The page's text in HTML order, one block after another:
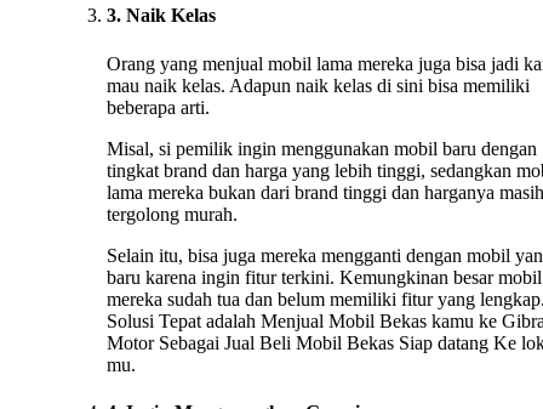
3. Naik Kelas
Orang yang menjual mobil lama mereka juga bisa jadi
mau naik kelas. Adapun naik kelas di sini bisa memiliki
beberapa arti.
Misal, si pemilik ingin menggunakan mobil baru dengan
tingkat brand dan harga yang lebih tinggi, sedangkan
lama mereka bukan dari brand tinggi dan harganya masih
tergolong murah.
Selain itu, bisa juga mereka mengganti dengan mobil
baru karena ingin fitur terkini. Kemungkinan besar mobil
mereka sudah tua dan belum memiliki fitur yang
Solusi Tepat adalah Menjual Mobil Bekas kamu ke
Motor Sebagai Jual Beli Mobil Bekas Siap datang Ke
mu.